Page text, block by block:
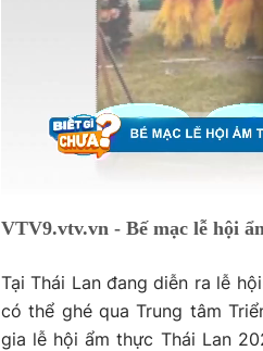
VTV9.vtv.vn - Bế mạc lễ hội
Tại Thái Lan đang diễn ra lễ
có thể ghé qua Trung tâm
gia lễ hội ẩm thực Thái Lan